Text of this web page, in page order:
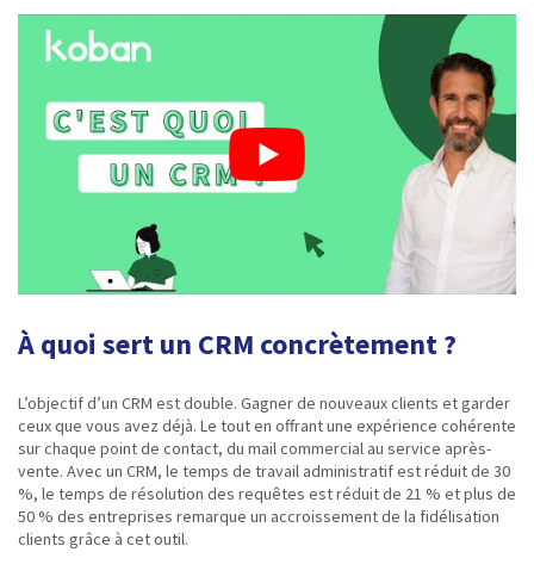
À quoi sert un CRM concrètement ?
L’objectif d’un CRM est double. Gagner de nouveaux clients et garder
ceux que vous avez déjà. Le tout en offrant une expérience cohérente
sur chaque point de contact, du mail commercial au service après-
vente. Avec un CRM, le temps de travail administratif est réduit de 30
%, le temps de résolution des requêtes est réduit de 21 % et plus de
50 % des entreprises remarque un accroissement de la fidélisation
clients grâce à cet outil.